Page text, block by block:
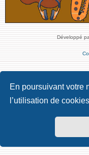
En poursuivant votre
l’utilisation de
Développé